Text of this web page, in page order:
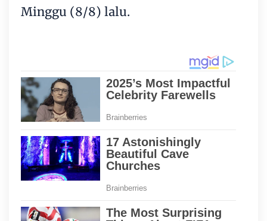
Minggu (8/8) lalu.